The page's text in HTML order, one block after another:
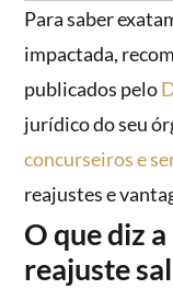
Para saber
impactada,
publicados pelo
jurídico do seu
concurseiros e
reajustes e
O que diz
reajuste